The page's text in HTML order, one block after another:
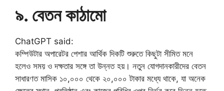
৯. বেতন কাঠামো
ChatGPT said:
কম্পিউটার অপারেটর পেশার আর্থিক দিকটি শুরুতে কিছুটা সীমিত মনে
হলেও সময় ও দক্ষতার সঙ্গে তা উন্নত হয়। নতুন যোগদানকারীদের বেতন
সাধারণত মাসিক ১০,০০০ থেকে ২০,০০০ টাকার মধ্যে থাকে, যা অনেক